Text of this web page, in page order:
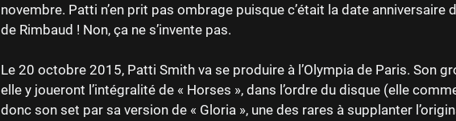
novembre. Patti n’en prit pas ombrage puisque c’était la date anniversaire
de Rimbaud ! Non, ça ne s’invente pas.
Le 20 octobre 2015, Patti Smith va se produire à l’Olympia de Paris. Son
elle y joueront l’intégralité de « Horses », dans l’ordre du disque (elle
donc son set par sa version de « Gloria », une des rares à supplanter